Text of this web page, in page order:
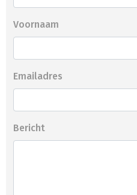
Voornaam
Emailadres
Bericht